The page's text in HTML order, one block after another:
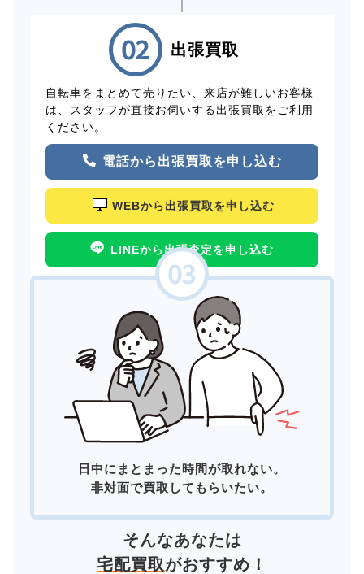
出張買取
自転車をまとめて売りたい、来店が難しいお客様
は、スタッフが直接お伺いする出張買取をご利用
ください。
電話から出張買取を申し込む
WEBから出張買取を申し込む
LINEから出張査定を申し込む
日中にまとまった時間が取れない。
非対面で買取してもらいたい。
そんなあなたは
宅配買取がおすすめ！